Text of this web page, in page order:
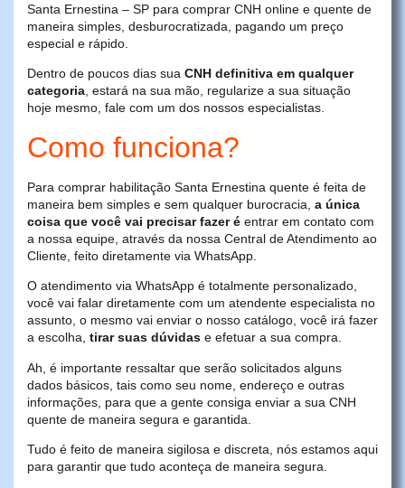
Santa Ernestina – SP para comprar CNH online e quente de
maneira simples, desburocratizada, pagando um preço
especial e rápido.
Dentro de poucos dias sua CNH definitiva em qualquer
categoria, estará na sua mão, regularize a sua situação
hoje mesmo, fale com um dos nossos especialistas.
Como funciona?
Para comprar habilitação Santa Ernestina quente é feita de
maneira bem simples e sem qualquer burocracia, a única
coisa que você vai precisar fazer é entrar em contato com
a nossa equipe, através da nossa Central de Atendimento ao
Cliente, feito diretamente via WhatsApp.
O atendimento via WhatsApp é totalmente personalizado,
você vai falar diretamente com um atendente especialista no
assunto, o mesmo vai enviar o nosso catálogo, você irá fazer
a escolha, tirar suas dúvidas e efetuar a sua compra.
Ah, é importante ressaltar que serão solicitados alguns
dados básicos, tais como seu nome, endereço e outras
informações, para que a gente consiga enviar a sua CNH
quente de maneira segura e garantida.
Tudo é feito de maneira sigilosa e discreta, nós estamos aqui
para garantir que tudo aconteça de maneira segura.